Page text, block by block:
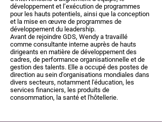
développement et l’exécution de programmes
pour les hauts potentiels, ainsi que la conception
et la mise en œuvre de programmes de
développement du leadership.
Avant de rejoindre GDS, Wendy a travaillé
comme consultante interne auprès de hauts
dirigeants en matière de développement des
cadres, de performance organisationnelle et de
gestion des talents. Elle a occupé des postes de
direction au sein d'organisations mondiales dans
divers secteurs, notamment l'éducation, les
services financiers, les produits de
consommation, la santé et l'hôtellerie.